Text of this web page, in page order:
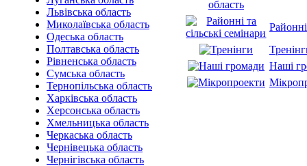
Львівська область
Миколаївська область
Одеська область
Полтавська область
Рівненська область
Сумська область
Тернопільська область
Харківська область
Херсонська область
Хмельницька область
Черкаська область
Чернівецька область
Чернігівська область
Районні
Наші